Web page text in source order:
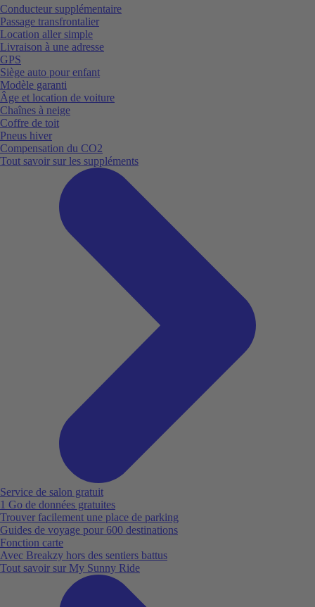
Conducteur supplémentaire
Passage transfrontalier
Location aller simple
Livraison à une adresse
GPS
Siège auto pour enfant
Modèle garanti
Âge et location de voiture
Chaînes à neige
Coffre de toit
Pneus hiver
Compensation du CO2
Tout savoir sur les suppléments
Service de salon gratuit
1 Go de données gratuites
Trouver facilement une place de parking
Guides de voyage pour 600 destinations
Fonction carte
Avec Breakzy hors des sentiers battus
Tout savoir sur My Sunny Ride